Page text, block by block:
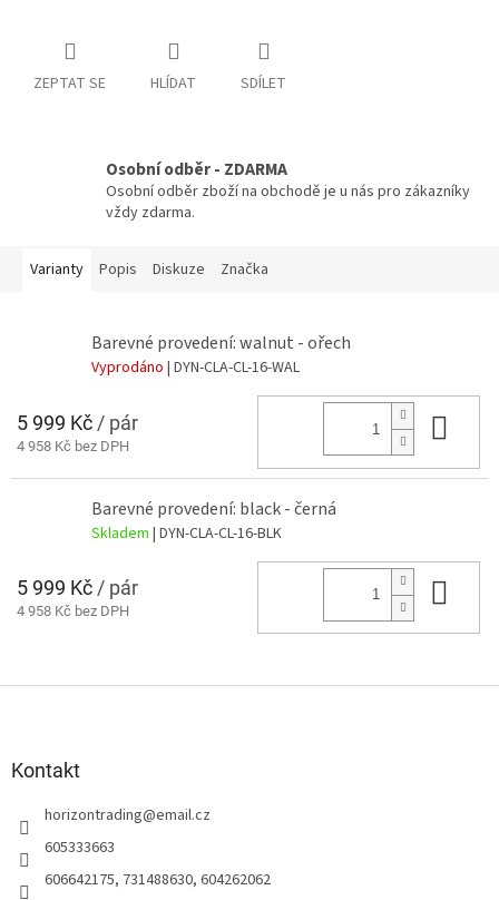
ZEPTAT SE HLÍDAT SDÍLET
Osobní odběr - ZDARMA
Osobní odběr zboží na obchodě je u nás pro zákazníky
vždy zdarma.
Varianty Popis Diskuze Značka
Barevné provedení: walnut - ořech
Vyprodáno | DYN-CLA-CL-16-WAL
5 999 Kč / pár
4 958 Kč bez DPH
Barevné provedení: black - černá
Skladem | DYN-CLA-CL-16-BLK
5 999 Kč / pár
4 958 Kč bez DPH
Kontakt
horizontrading@email.cz
605333663
606642175, 731488630, 604262062